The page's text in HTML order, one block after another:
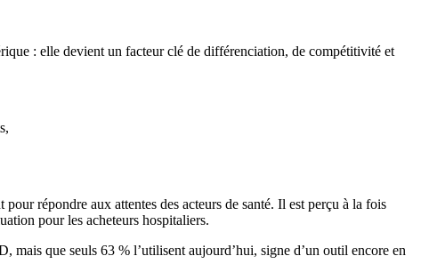
: elle devient un facteur clé de différenciation, de compétitivité et
répondre aux attentes des acteurs de santé. Il est perçu à la fois
pour les acheteurs hospitaliers.
que seuls 63 % l’utilisent aujourd’hui, signe d’un outil encore en